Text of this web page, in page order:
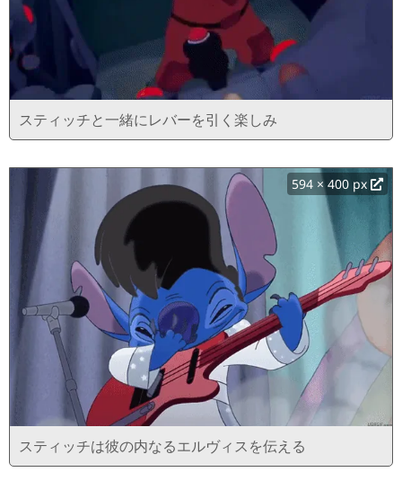
スティッチと一緒にレバーを引く楽しみ
594 × 400 px
スティッチは彼の内なるエルヴィスを伝える